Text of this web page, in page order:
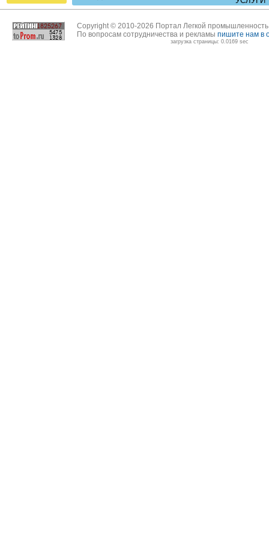
Copyright © 2010-2026 Портал Легкой
По вопросам сотрудничества и рекламы пишите нам в
загрузка страницы: 0.0169 sec